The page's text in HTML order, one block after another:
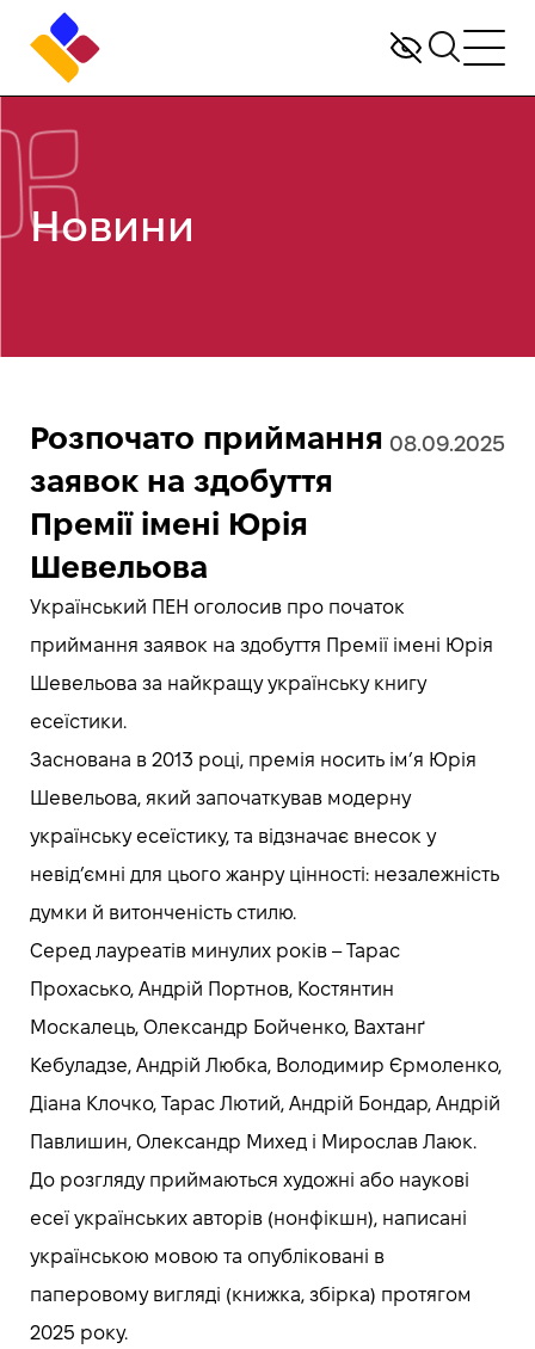
Новини
Розпочато приймання
заявок на здобуття
Премії імені Юрія
Шевельова
08.09.2025
Український ПЕН оголосив про початок
приймання заявок на здобуття Премії імені Юрія
Шевельова за найкращу українську книгу
есеїстики.
Заснована в 2013 році, премія носить імʼя Юрія
Шевельова, який започаткував модерну
українську есеїстику, та відзначає внесок у
невідʼємні для цього жанру цінності: незалежність
думки й витонченість стилю.
Серед лауреатів минулих років – Тарас
Прохасько, Андрій Портнов, Костянтин
Москалець, Олександр Бойченко, Вахтанґ
Кебуладзе, Андрій Любка, Володимир Єрмоленко,
Діана Клочко, Тарас Лютий, Андрій Бондар, Андрій
Павлишин, Олександр Михед і Мирослав Лаюк.
До розгляду приймаються художні або наукові
есеї українських авторів (нонфікшн), написані
українською мовою та опубліковані в
паперовому вигляді (книжка, збірка) протягом
2025 року.